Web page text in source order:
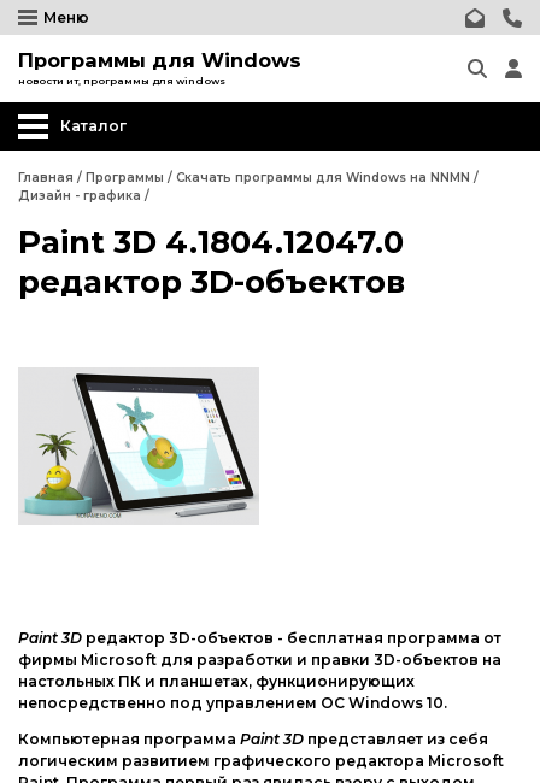
Меню
Программы для Windows
новости ит, программы для windows
Каталог
Системные программы
Программы для Бизнеса
Дизайн - графика
Обработка текста
Мультимедиа
Образование
Драйвера
Главная / Программы / Скачать программы для Windows на NNMN /
Дизайн - графика /
Paint 3D 4.1804.12047.0
редактор 3D-объектов
Paint 3D редактор 3D-объектов - бесплатная программа от
фирмы Microsoft для разработки и правки 3D-объектов на
настольных ПК и планшетах, функционирующих
непосредственно под управлением ОС Windows 10.
Компьютерная программа Paint 3D представляет из себя
логическим развитием графического редактора Microsoft
Другие программы
Программы для Бизнеса
Игры